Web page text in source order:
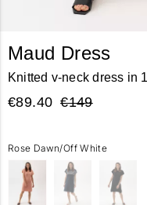
Maud Dress
Knitted v-neck dress in
€89.40 €149
Rose Dawn/Off White